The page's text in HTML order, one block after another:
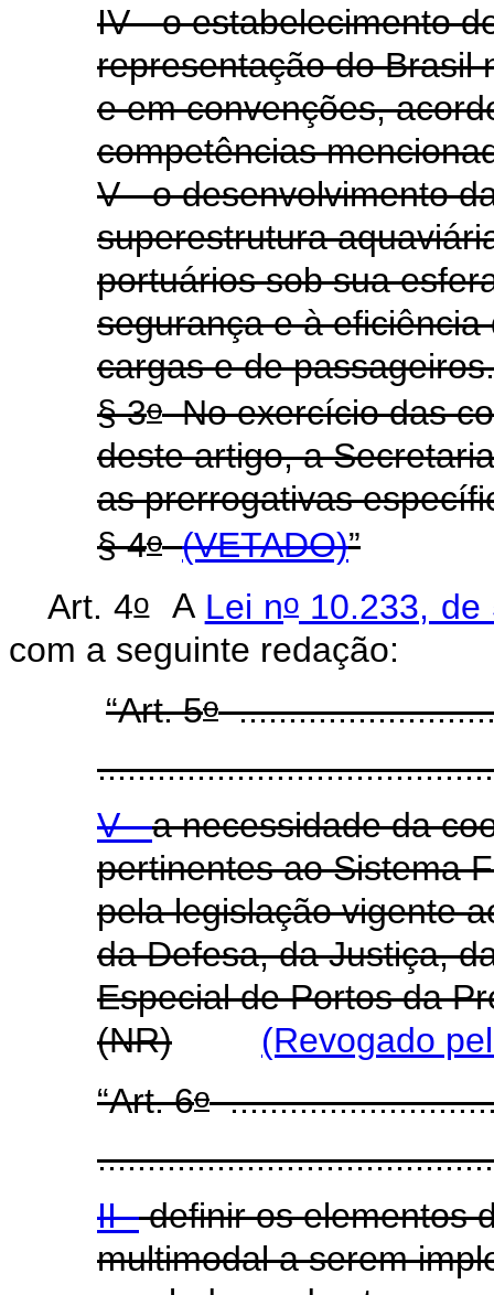
IV - o estabelecimento
representação do Brasil
e em convenções,
competências
V - o desenvolvimento
superestrutura
portuários sob sua
segurança e à
cargas e de passageiros.
§ 3oNo exercício das
deste artigo, a
as prerrogativas
§ 4o (VETADO)”
Art. 4o A Lei no 10.233,
com a seguinte redação:
“Art. 5o
V -a necessidade da
pertinentes ao Sistema
pela legislação vigente
da Defesa, da Justiça,
Especial de Portos da
(NR)
(Revogado
“Art. 6o
II -definir os elementos
multimodal a serem